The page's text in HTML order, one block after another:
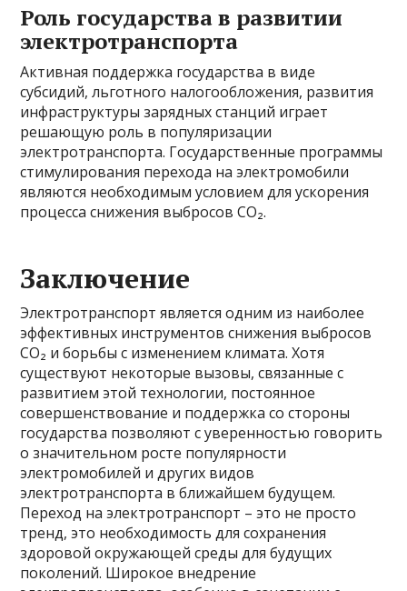
Роль государства в развитии
электротранспорта
Активная поддержка государства в виде
субсидий, льготного налогообложения, развития
инфраструктуры зарядных станций играет
решающую роль в популяризации
электротранспорта. Государственные программы
стимулирования перехода на электромобили
являются необходимым условием для ускорения
процесса снижения выбросов CO₂.
Заключение
Электротранспорт является одним из наиболее
эффективных инструментов снижения выбросов
CO₂ и борьбы с изменением климата. Хотя
существуют некоторые вызовы, связанные с
развитием этой технологии, постоянное
совершенствование и поддержка со стороны
государства позволяют с уверенностью говорить
о значительном росте популярности
электромобилей и других видов
электротранспорта в ближайшем будущем.
Переход на электротранспорт – это не просто
тренд, это необходимость для сохранения
здоровой окружающей среды для будущих
поколений. Широкое внедрение